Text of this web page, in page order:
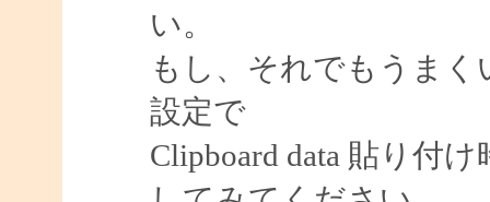
い。
もし、それでもうま
設定で
Clipboard data 貼り付